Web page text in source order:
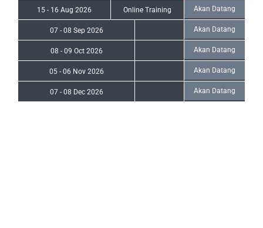
15 - 16 Aug 2026 Online Training Akan Datang
07 - 08 Sep 2026 Akan Datang
08 - 09 Oct 2026 Akan Datang
05 - 06 Nov 2026 Akan Datang
07 - 08 Dec 2026 Akan Datang